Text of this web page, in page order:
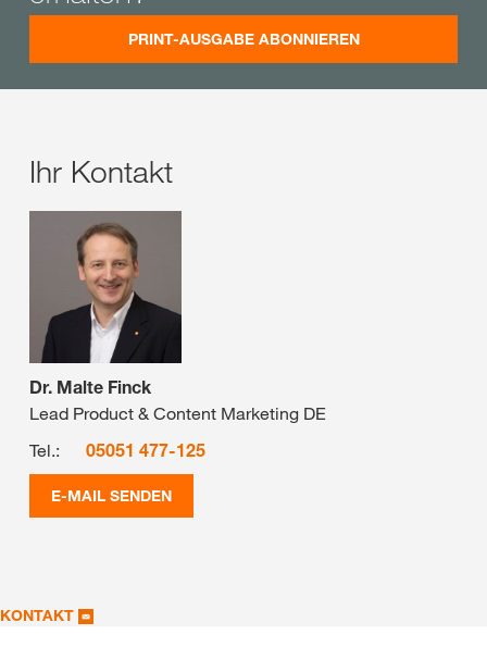
PRINT-AUSGABE ABONNIEREN
Ihr Kontakt
Dr. Malte Finck
Lead Product & Content Marketing DE
Tel.:
05051 477-125
E-MAIL SENDEN
KONTAKT